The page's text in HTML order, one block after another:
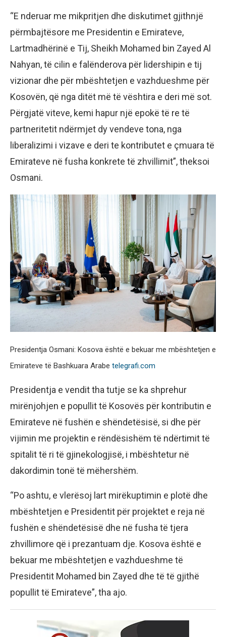
“E nderuar me mikpritjen dhe diskutimet gjithnjë
përmbajtësore me Presidentin e Emirateve,
Lartmadhërinë e Tij, Sheikh Mohamed bin Zayed Al
Nahyan, të cilin e falënderova për lidershipin e tij
vizionar dhe për mbështetjen e vazhdueshme për
Kosovën, që nga ditët më të vështira e deri më sot.
Përgjatë viteve, kemi hapur një epokë të re të
partneritetit ndërmjet dy vendeve tona, nga
liberalizimi i vizave e deri te kontributet e çmuara të
Emirateve në fusha konkrete të zhvillimit”, theksoi
Osmani.
Presidentja Osmani: Kosova është e bekuar me mbështetjen e
Emirateve të Bashkuara Arabe telegrafi.com
Presidentja e vendit tha tutje se ka shprehur
mirënjohjen e popullit të Kosovës për kontributin e
Emirateve në fushën e shëndetësisë, si dhe për
vijimin me projektin e rëndësishëm të ndërtimit të
spitalit të ri të gjinekologjisë, i mbështetur në
dakordimin tonë të mëhershëm.
“Po ashtu, e vlerësoj lart mirëkuptimin e plotë dhe
mbështetjen e Presidentit për projektet e reja në
fushën e shëndetësisë dhe në fusha të tjera
zhvillimore që i prezantuam dje. Kosova është e
bekuar me mbështetjen e vazhdueshme të
Presidentit Mohamed bin Zayed dhe të të gjithë
popullit të Emirateve”, tha ajo.